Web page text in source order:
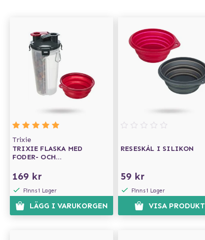
Trixie
TRIXIE FLASKA MED
FODER- OCH
RESESKÅL
169 kr
Finns i Lager
LÄGG I VARUKORGEN
RESESKÅL I SILIKON
59 kr
Finns i Lager
VISA PRODUKT